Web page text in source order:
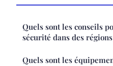
Quels sont les conseils
sécurité dans des
Quels sont les